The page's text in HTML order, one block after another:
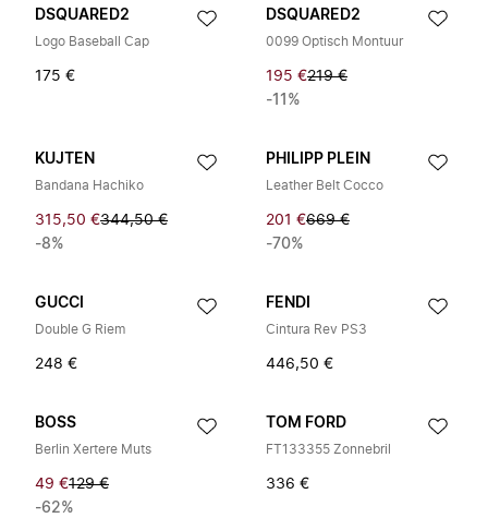
DSQUARED2
Logo Baseball Cap
175 €
DSQUARED2
0099 Optisch Montuur
195 €219 €
-11%
KUJTEN
Bandana Hachiko
315,50 €344,50 €
-8%
PHILIPP PLEIN
Leather Belt Cocco
201 €669 €
-70%
GUCCI
Double G Riem
248 €
FENDI
Cintura Rev PS3
446,50 €
BOSS
Berlin Xertere Muts
49 €129 €
-62%
TOM FORD
FT133355 Zonnebril
336 €